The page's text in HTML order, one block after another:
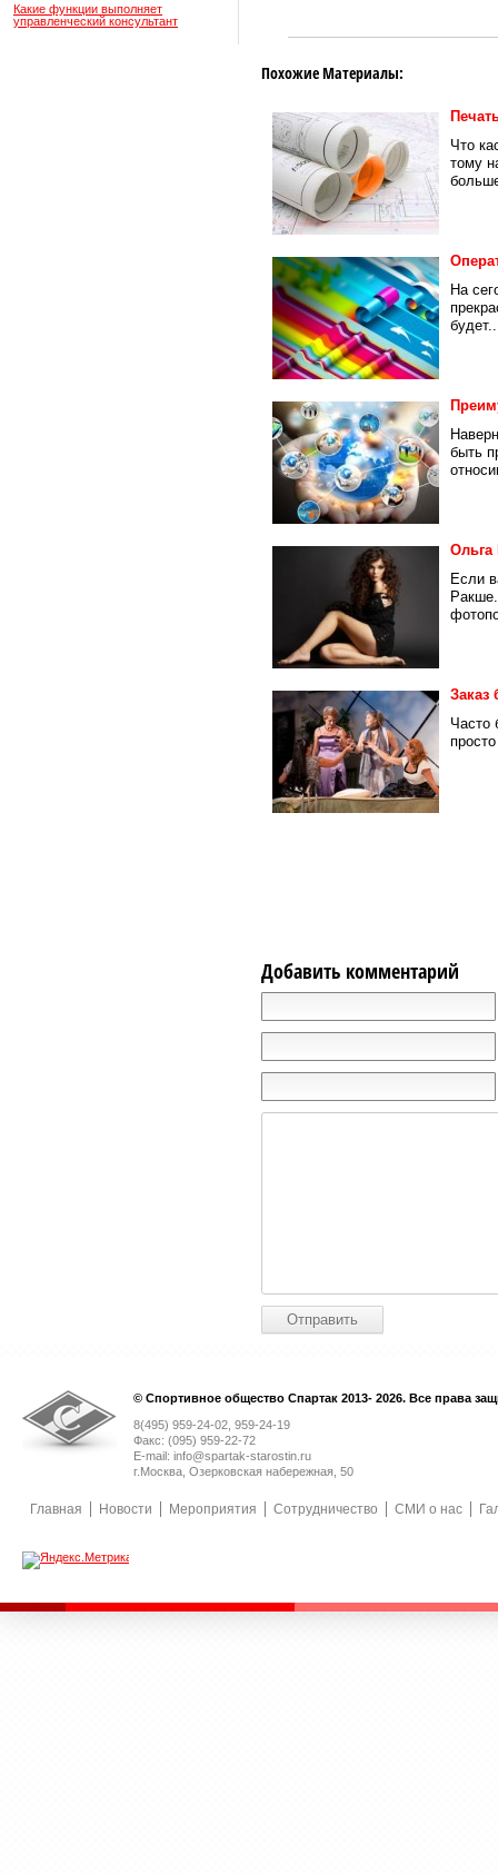
Какие функции выполняет
управленческий консультант
Похожие Материалы:
Что
тому
На
быть
Если
Заказ
Часто
Добавить комментарий
© Спортивное общество Спартак 2013- 2026. Все права
8(495) 959-24-02, 959-24-19
Факс: (095) 959-22-72
E-mail: info@spartak-starostin.ru
г.Москва, Озерковская набережная, 50
Главная Новости Мероприятия Сотрудничество СМИ о нас